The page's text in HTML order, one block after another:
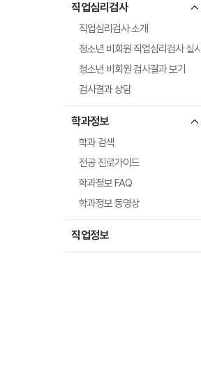
직업심리검사
직업심리검사 소개
청소년 비회원 직업심리검사 실시
청소년 비회원 검사결과 보기
검사결과 상담
학과정보
학과 검색
전공 진로가이드
학과정보 FAQ
학과정보 동영상
직업정보